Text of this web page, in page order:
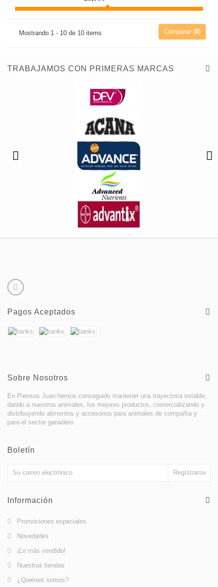
Mostrando 1 - 10 de 10 items Comparar (0)
TRABAJAMOS CON PRIMERAS MARCAS
Pagos Aceptados
Sobre Nosotros
En Piensos Juan hemos conseguido mantener una trayectoria estable,
dando a nuestros animales, los mejores productos, comercializando y
distribuyendo alimentos y accesorios para animales de compañía y
para el sector ganadero.
Boletín
Información
Promociones especiales
Novedades
¡Lo más vendido!
Nuestras tiendas
¿Quiénes somos?